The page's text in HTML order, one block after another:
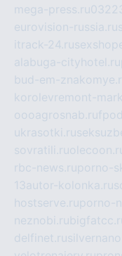
mega-press.ru
eurovision-russia.ru
itrack-24.ru
alabuga-cityhotel.ru
bud-em-
korolevremont-
oooagrosnab.ru
ukrasotki.ru
sovratili.ru
rbc-news.ruporno-
13autor-kolonka.ru
hostserve.ruporno-
neznobi.ru
delfinet.ru